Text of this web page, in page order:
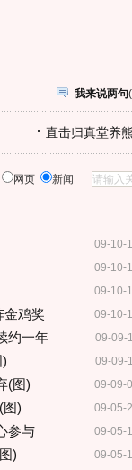
我来说两句(
直击归真堂养
网页 新闻
09-10-
09-10-
09-10-
09-10-
金鸡奖
09-09-
约一年
09-09-
09-09-
(图)
09-05-
图)
09-05-
参与
09-05-
)